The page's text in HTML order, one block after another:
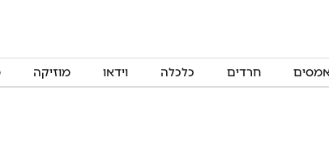
חרדים כלכלה וידאו מוזיקה